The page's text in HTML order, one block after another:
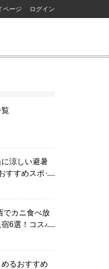
ページ ログイン
に涼しい避暑
すすめスポッ
でカニ食べ放
6選！コスパ
るおすすめ